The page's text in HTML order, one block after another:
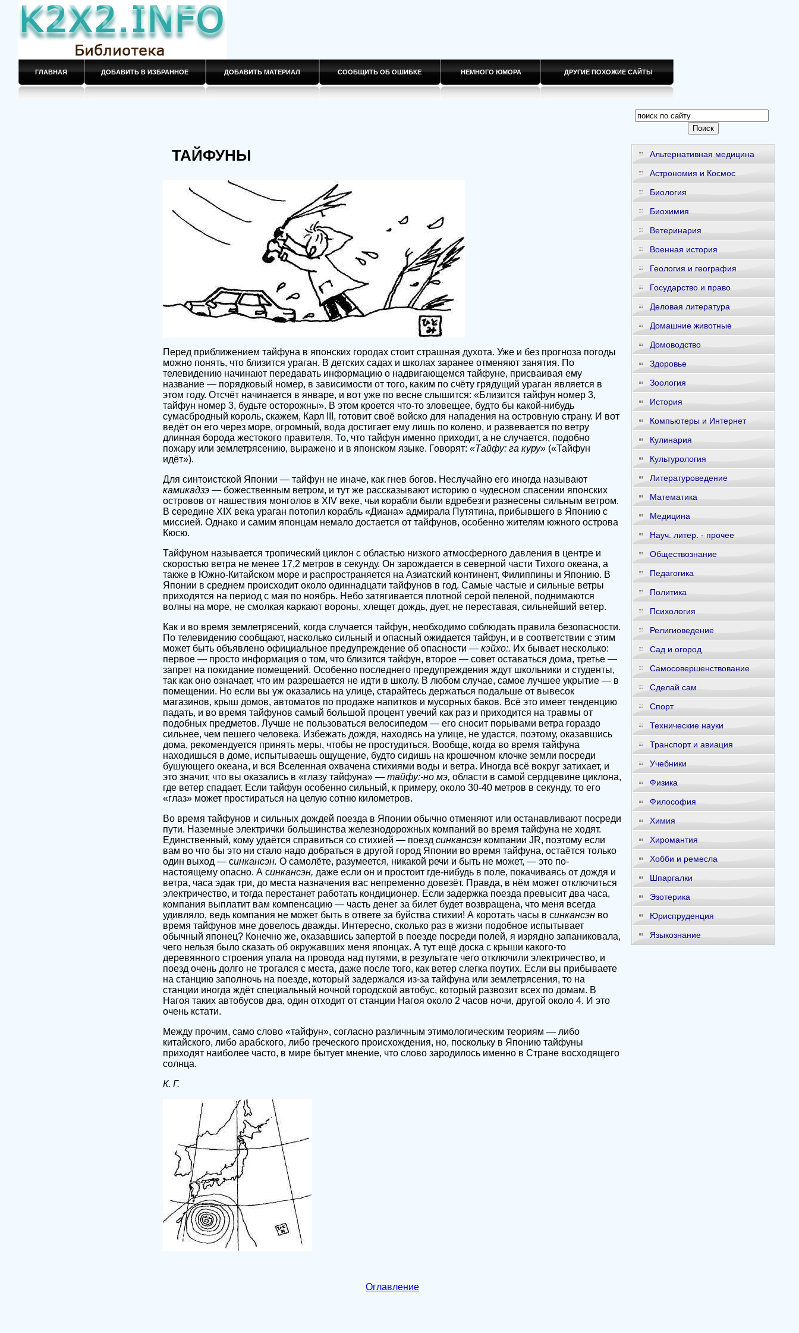
ГЛАВНАЯ ДОБАВИТЬ В ИЗБРАННОЕ ДОБАВИТЬ МАТЕРИАЛ СООБЩИТЬ ОБ ОШИБКЕ НЕМНОГО ЮМОРА ДРУГИЕ ПОХОЖИЕ САЙТЫ
ТАЙФУНЫ
Перед приближением тайфуна в японских городах стоит страшная духота. Уже и без прогноза погоды
можно понять, что близится ураган. В детских садах и школах заранее отменяют занятия. По
телевидению начинают передавать информацию о надвигающемся тайфуне, присваивая ему
название — порядковый номер, в зависимости от того, каким по счёту грядущий ураган является в
этом году. Отсчёт начинается в январе, и вот уже по весне слышится: «Близится тайфун номер 3,
тайфун номер 3, будьте осторожны». В этом кроется что-то зловещее, будто бы какой-нибудь
сумасбродный король, скажем, Карл III, готовит своё войско для нападения на островную страну. И вот
ведёт он его через море, огромный, вода достигает ему лишь по колено, и развевается по ветру
длинная борода жестокого правителя. То, что тайфун именно приходит, а не случается, подобно
пожару или землетрясению, выражено и в японском языке. Говорят: «Тайфу: га куру»(«Тайфун
идёт»).
Для синтоистской Японии — тайфун не иначе, как гнев богов. Неслучайно его иногда называют
камикадзэ— божественным ветром, и тут же рассказывают историю о чудесном спасении японских
островов от нашествия монголов в XIV веке, чьи корабли были вдребезги разнесены сильным ветром.
В середине XIX века ураган потопил корабль «Диана» адмирала Путятина, прибывшего в Японию с
миссией. Однако и самим японцам немало достается от тайфунов, особенно жителям южного острова
Кюсю.
Тайфуном называется тропический циклон с областью низкого атмосферного давления в центре и
скоростью ветра не менее 17,2 метров в секунду. Он зарождается в северной части Тихого океана, а
также в Южно-Китайском море и распространяется на Азиатский континент, Филиппины и Японию. В
Японии в среднем происходит около одиннадцати тайфунов в год. Самые частые и сильные ветры
приходятся на период с мая по ноябрь. Небо затягивается плотной серой пеленой, поднимаются
волны на море, не смолкая каркают вороны, хлещет дождь, дует, не переставая, сильнейший ветер.
Как и во время землетрясений, когда случается тайфун, необходимо соблюдать правила безопасности.
По телевидению сообщают, насколько сильный и опасный ожидается тайфун, и в соответствии с этим
может быть объявлено официальное предупреждение об опасности — кэйхо:. Их бывает несколько:
первое — просто информация о том, что близится тайфун, второе — совет оставаться дома, третье —
запрет на покидание помещений. Особенно последнего предупреждения ждут школьники и студенты,
так как оно означает, что им разрешается не идти в школу. В любом случае, самое лучшее укрытие — в
помещении. Но если вы уж оказались на улице, старайтесь держаться подальше от вывесок
магазинов, крыш домов, автоматов по продаже напитков и мусорных баков. Всё это имеет тенденцию
падать, и во время тайфунов самый большой процент увечий как раз и приходится на травмы от
подобных предметов. Лучше не пользоваться велосипедом — его сносит порывами ветра гораздо
сильнее, чем пешего человека. Избежать дождя, находясь на улице, не удастся, поэтому, оказавшись
дома, рекомендуется принять меры, чтобы не простудиться. Вообще, когда во время тайфуна
находишься в доме, испытываешь ощущение, будто сидишь на крошечном клочке земли посреди
бушующего океана, и вся Вселенная охвачена стихиями воды и ветра. Иногда всё вокруг затихает, и
это значит, что вы оказались в «глазу тайфуна» — тайфу:-но мэ, области в самой сердцевине циклона,
где ветер спадает. Если тайфун особенно сильный, к примеру, около 30-40 метров в секунду, то его
«глаз» может простираться на целую сотню километров.
Во время тайфунов и сильных дождей поезда в Японии обычно отменяют или останавливают посреди
пути. Наземные электрички большинства железнодорожных компаний во время тайфуна не ходят.
Единственный, кому удаётся справиться со стихией — поезд синкансэнкомпании JR, поэтому если
вам во что бы это ни стало надо добраться в другой город Японии во время тайфуна, остаётся только
один выход — синкансэн. О самолёте, разумеется, никакой речи и быть не может, — это по-
настоящему опасно. А синкансэн, даже если он и простоит где-нибудь в поле, покачиваясь от дождя и
ветра, часа эдак три, до места назначения вас непременно довезёт. Правда, в нём может отключиться
электричество, и тогда перестанет работать кондиционер. Если задержка поезда превысит два часа,
компания выплатит вам компенсацию — часть денег за билет будет возвращена, что меня всегда
удивляло, ведь компания не может быть в ответе за буйства стихии! А коротать часы в синкансэнво
время тайфунов мне довелось дважды. Интересно, сколько раз в жизни подобное испытывает
обычный японец? Конечно же, оказавшись запертой в поезде посреди полей, я изрядно запаниковала,
чего нельзя было сказать об окружавших меня японцах. А тут ещё доска с крыши какого-то
деревянного строения упала на провода над путями, в результате чего отключили электричество, и
поезд очень долго не трогался с места, даже после того, как ветер слегка поутих. Если вы прибываете
на станцию заполночь на поезде, который задержался из-за тайфуна или землетрясения, то на
станции иногда ждёт специальный ночной городской автобус, который развозит всех по домам. В
Нагоя таких автобусов два, один отходит от станции Нагоя около 2 часов ночи, другой около 4. И это
очень кстати.
Между прочим, само слово «тайфун», согласно различным этимологическим теориям — либо
китайского, либо арабского, либо греческого происхождения, но, поскольку в Японию тайфуны
приходят наиболее часто, в мире бытует мнение, что слово зародилось именно в Стране восходящего
солнца.
К. Г.
Оглавление
Альтернативная медицина
Астрономия и Космос
Биология
Биохимия
Ветеринария
Военная история
Геология и география
Государство и право
Деловая литература
Домашние животные
Домоводство
Здоровье
Зоология
История
Компьютеры и Интернет
Кулинария
Культурология
Литературоведение
Математика
Медицина
Науч. литер. - прочее
Обществознание
Педагогика
Политика
Психология
Религиоведение
Сад и огород
Самосовершенствование
Сделай сам
Спорт
Технические науки
Транспорт и авиация
Учебники
Физика
Философия
Химия
Хиромантия
Хобби и ремесла
Шпаргалки
Эзотерика
Юриспруденция
Языкознание